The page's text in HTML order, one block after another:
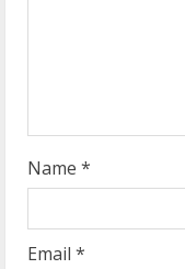
g
Name *
Email *